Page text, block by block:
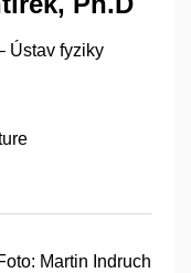
Ústav fyziky
Martin Indruch